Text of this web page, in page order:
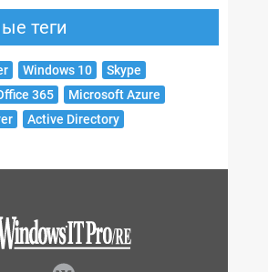
теги
Windows 10
Skype
365
Microsoft Azure
Active Directory